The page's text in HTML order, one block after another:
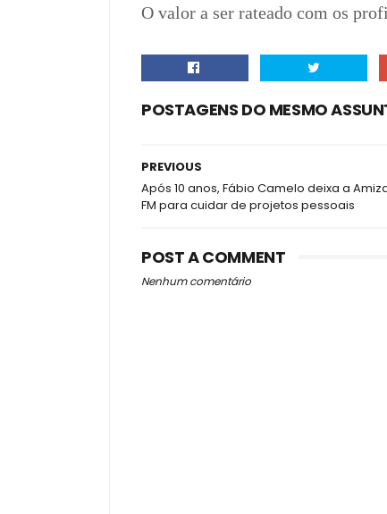
O valor a ser rateado com os
POSTAGENS DO MESMO
PREVIOUS
Após 10 anos, Fábio Camelo deixa a
FM para cuidar de projetos pessoais
POST A COMMENT
Nenhum comentário